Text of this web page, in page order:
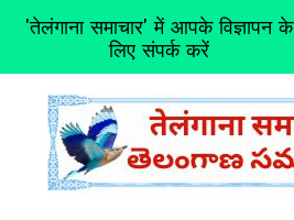
'तेलंगाना समाचार' में आपके विज्ञापन के
लिए संपर्क करें